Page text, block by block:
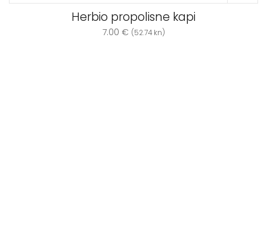
Herbio propolisne kapi
7.00 € (52.74 kn)